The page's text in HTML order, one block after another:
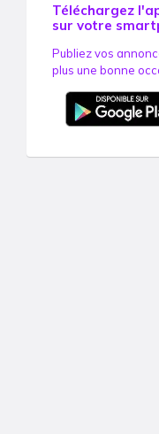
Téléchargez
sur votre
Publiez vos
plus une bonne